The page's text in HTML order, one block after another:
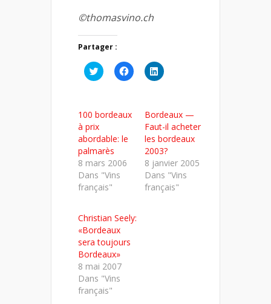
©thomasvino.ch
Partager :
Cliquez
pour
dans
une
Cliquez
pour
une
nouvelle
fenêtre)
Cliquez
pour
dans
une
nouvelle
fenêtre)
100 bordeaux
à prix
abordable: le
palmarès
8 mars 2006
Dans "Vins
français"
Bordeaux —
Faut-il acheter
les bordeaux
2003?
8 janvier 2005
Dans "Vins
français"
Christian Seely:
«Bordeaux
sera toujours
Bordeaux»
8 mai 2007
Dans "Vins
français"